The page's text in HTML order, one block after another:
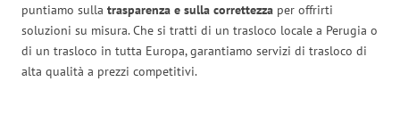
puntiamo sulla trasparenza e sulla correttezza per offrirti
soluzioni su misura. Che si tratti di un trasloco locale a Perugia o
di un trasloco in tutta Europa, garantiamo servizi di trasloco di
alta qualità a prezzi competitivi.